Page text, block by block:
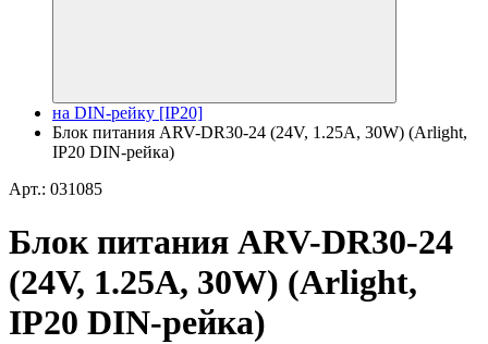
на DIN-рейку [IP20]
Блок питания ARV-DR30-24 (24V, 1.25A, 30W) (Arlight,
IP20 DIN-рейка)
Арт.: 031085
Блок питания ARV-DR30-24
(24V, 1.25A, 30W) (Arlight,
IP20 DIN-рейка)